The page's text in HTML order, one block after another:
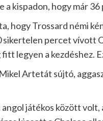
kispadon, hogy már
hogy Trossard némi
percet vívott
legyen a kezdéshez.
Artetát sújtó,
játékos között